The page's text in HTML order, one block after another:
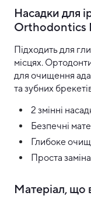
Насадки для
Orthodontics
Підходить для
місцях.
для очищення
та зубних
2 змінні
Безпечні
Глибоке
Проста заміна
Матеріал, що